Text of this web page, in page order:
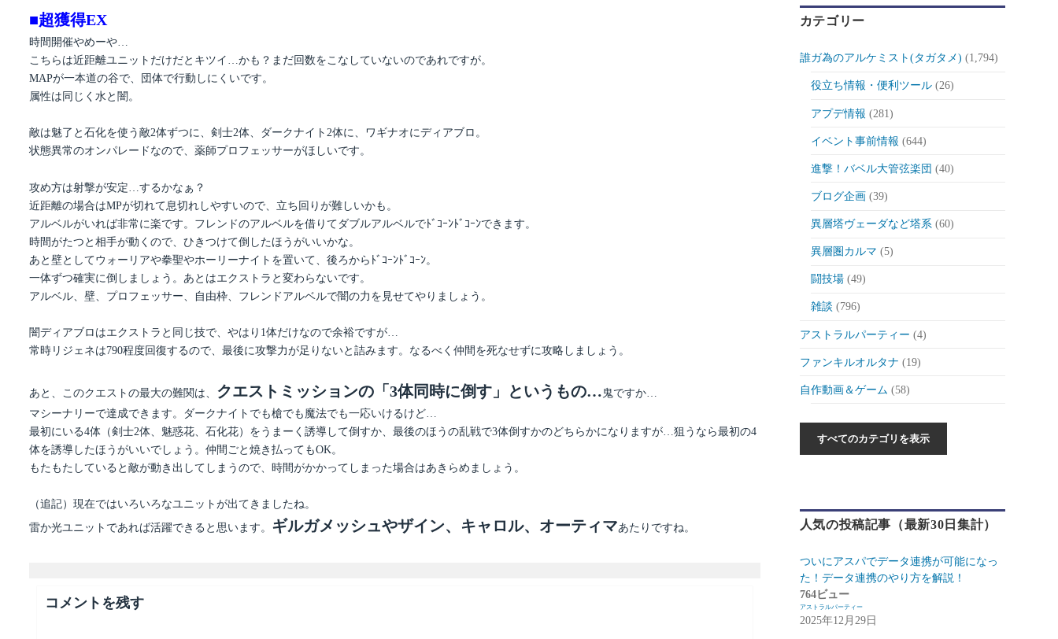
■超獲得EX
時間開催やめーや…
こちらは近距離ユニットだけだとキツイ…かも？まだ回数をこなしていないのであれですが。
MAPが一本道の谷で、団体で行動しにくいです。
属性は同じく水と闇。
敵は魅了と石化を使う敵2体ずつに、剣士2体、ダークナイト2体に、ワギナオにディアブロ。
状態異常のオンパレードなので、薬師プロフェッサーがほしいです。
攻め方は射撃が安定…するかなぁ？
近距離の場合はMPが切れて息切れしやすいので、立ち回りが難しいかも。
アルベルがいれば非常に楽です。フレンドのアルベルを借りてダブルアルベルでﾄﾞｺｰﾝﾄﾞｺｰﾝできます。
時間がたつと相手が動くので、ひきつけて倒したほうがいいかな。
あと壁としてウォーリアや拳聖やホーリーナイトを置いて、後ろからﾄﾞｺｰﾝﾄﾞｺｰﾝ。
一体ずつ確実に倒しましょう。あとはエクストラと変わらないです。
アルベル、壁、プロフェッサー、自由枠、フレンドアルベルで闇の力を見せてやりましょう。
闇ディアブロはエクストラと同じ技で、やはり1体だけなので余裕ですが…
常時リジェネは790程度回復するので、最後に攻撃力が足りないと詰みます。なるべく仲間を死なせずに攻略しましょう。
あと、このクエストの最大の難関は、 クエストミッションの「3体同時に倒す」というもの… 鬼ですか…
マシーナリーで達成できます。ダークナイトでも槍でも魔法でも一応いけるけど…
最初にいる4体（剣士2体、魅惑花、石化花）をうまーく誘導して倒すか、最後のほうの乱戦で3体倒すかのどちらかになりますが…狙うなら最初の4
体を誘導したほうがいいでしょう。仲間ごと焼き払ってもOK。
もたもたしていると敵が動き出してしまうので、時間がかかってしまった場合はあきらめましょう。
（追記）現在ではいろいろなユニットが出てきましたね。
雷か光ユニットであれば活躍できると思います。 ギルガメッシュやザイン、キャロル、オーティマあたりですね。
コメントを残す
カテゴリー
誰ガ為のアルケミスト(タガタメ) (1,794)
役立ち情報・便利ツール(26)
アプデ情報 (281)
イベント事前情報 (644)
進撃！バベル大管弦楽団 (40)
ブログ企画 (39)
異層塔ヴェーダなど塔系(60)
異層圏カルマ (5)
闘技場(49)
雑談 (796)
アストラルパーティー (4)
ファンキルオルタナ (19)
自作動画＆ゲーム (58)
自作ゲーム紹介 (6)
ゲーム(175)
スマートフォン(94)
PC (7)
お知らせ(6)
人気の投稿記事（最新30日集計）
ついにアスパでデータ連携が可能になっ
た！データ連携のやり方を解説！
764ビュー
アストラルパーティー
2025年12月29日